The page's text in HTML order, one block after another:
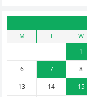
M T W
1
6 7 8
13 14 15